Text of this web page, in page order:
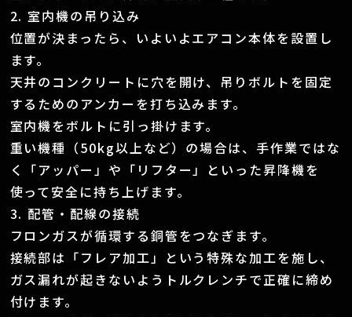
2. 室内機の吊り込み
位置が決まったら、いよいよエアコン本体を設置し
ます。
天井のコンクリートに穴を開け、吊りボルトを固定
するためのアンカーを打ち込みます。
室内機をボルトに引っ掛けます。
重い機種（50kg以上など）の場合は、手作業ではな
く「アッパー」や「リフター」といった昇降機を
使って安全に持ち上げます。
3. 配管・配線の接続
フロンガスが循環する銅管をつなぎます。
接続部は「フレア加工」という特殊な加工を施し、
ガス漏れが起きないようトルクレンチで正確に締め
付けます。